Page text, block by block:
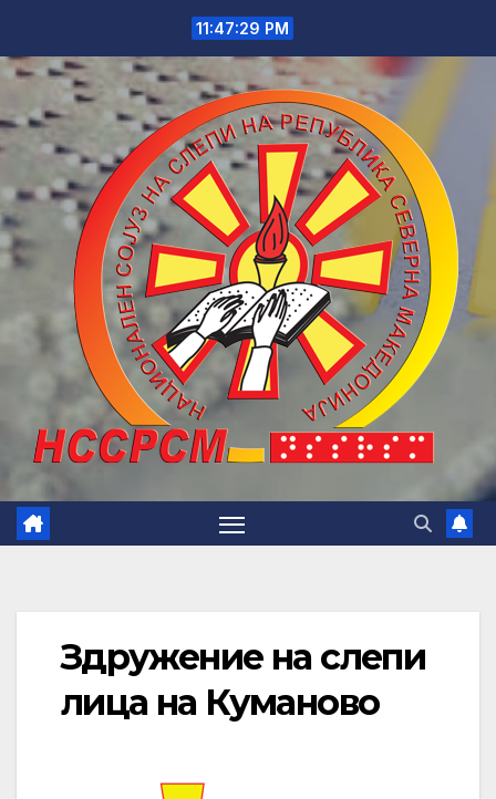
content
11:47:29 PM
Здружение на слепи
лица на Куманово